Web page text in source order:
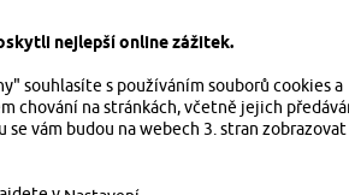
nejlepší online zážitek.
souhlasíte s používáním souborů cookies a
chování na stránkách, včetně jejich
vám budou na webech 3. stran